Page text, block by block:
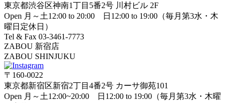
東京都渋谷区神南1丁目5番2号 川村ビル 2F
Open 月～土12:00 to 20:00 日12:00 to 19:00（毎月第3水・木
曜日定休日）
Tel & Fax 03-3461-7773
ZABOU 新宿店
ZABOU SHINJUKU
〒160-0022
東京都新宿区新宿2丁目4番2号 カーサ御苑101
Open 月～土12:00~20:00 日12:00 to 19:00（毎月第3水・木曜